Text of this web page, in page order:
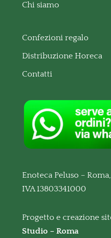
Chi siamo
Confezioni regalo
Distribuzione Horeca
Contatti
Enoteca Peluso –
IVA 13803341000
Progetto e creazione
Studio – Roma